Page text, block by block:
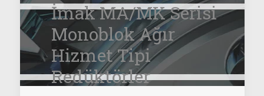
İmak MA/MK Serisi
Monoblok Ağır
Hizmet Tipi
Redüktörler